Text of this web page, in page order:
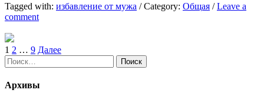
Tagged with: избавление от мужа / Category: Общая / Leave a
comment
Пагинация
записей
1 2 … 9 Далее
Найти:
Архивы